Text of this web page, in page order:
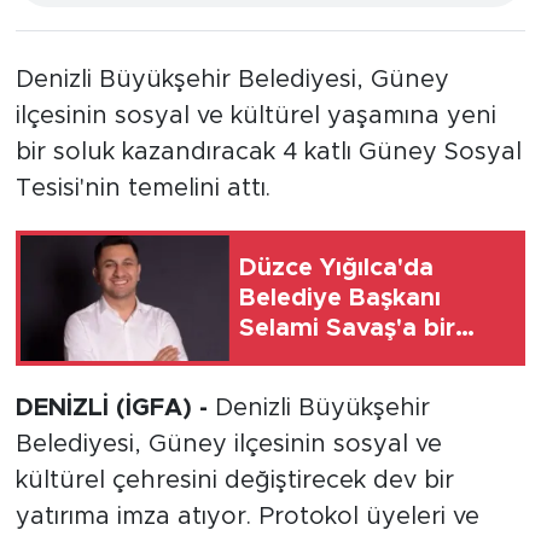
Denizli Büyükşehir Belediyesi, Güney
ilçesinin sosyal ve kültürel yaşamına yeni
bir soluk kazandıracak 4 katlı Güney Sosyal
Tesisi'nin temelini attı.
Düzce Yığılca'da
Belediye Başkanı
Selami Savaş'a bir
DENİZLİ (İGFA) - Denizli Büyükşehir
Belediyesi, Güney ilçesinin sosyal ve
kültürel çehresini değiştirecek dev bir
yatırıma imza atıyor. Protokol üyeleri ve